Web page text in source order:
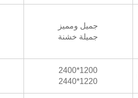
جميل ومميز
جميلة خشنة
1200*2400
1220*2440